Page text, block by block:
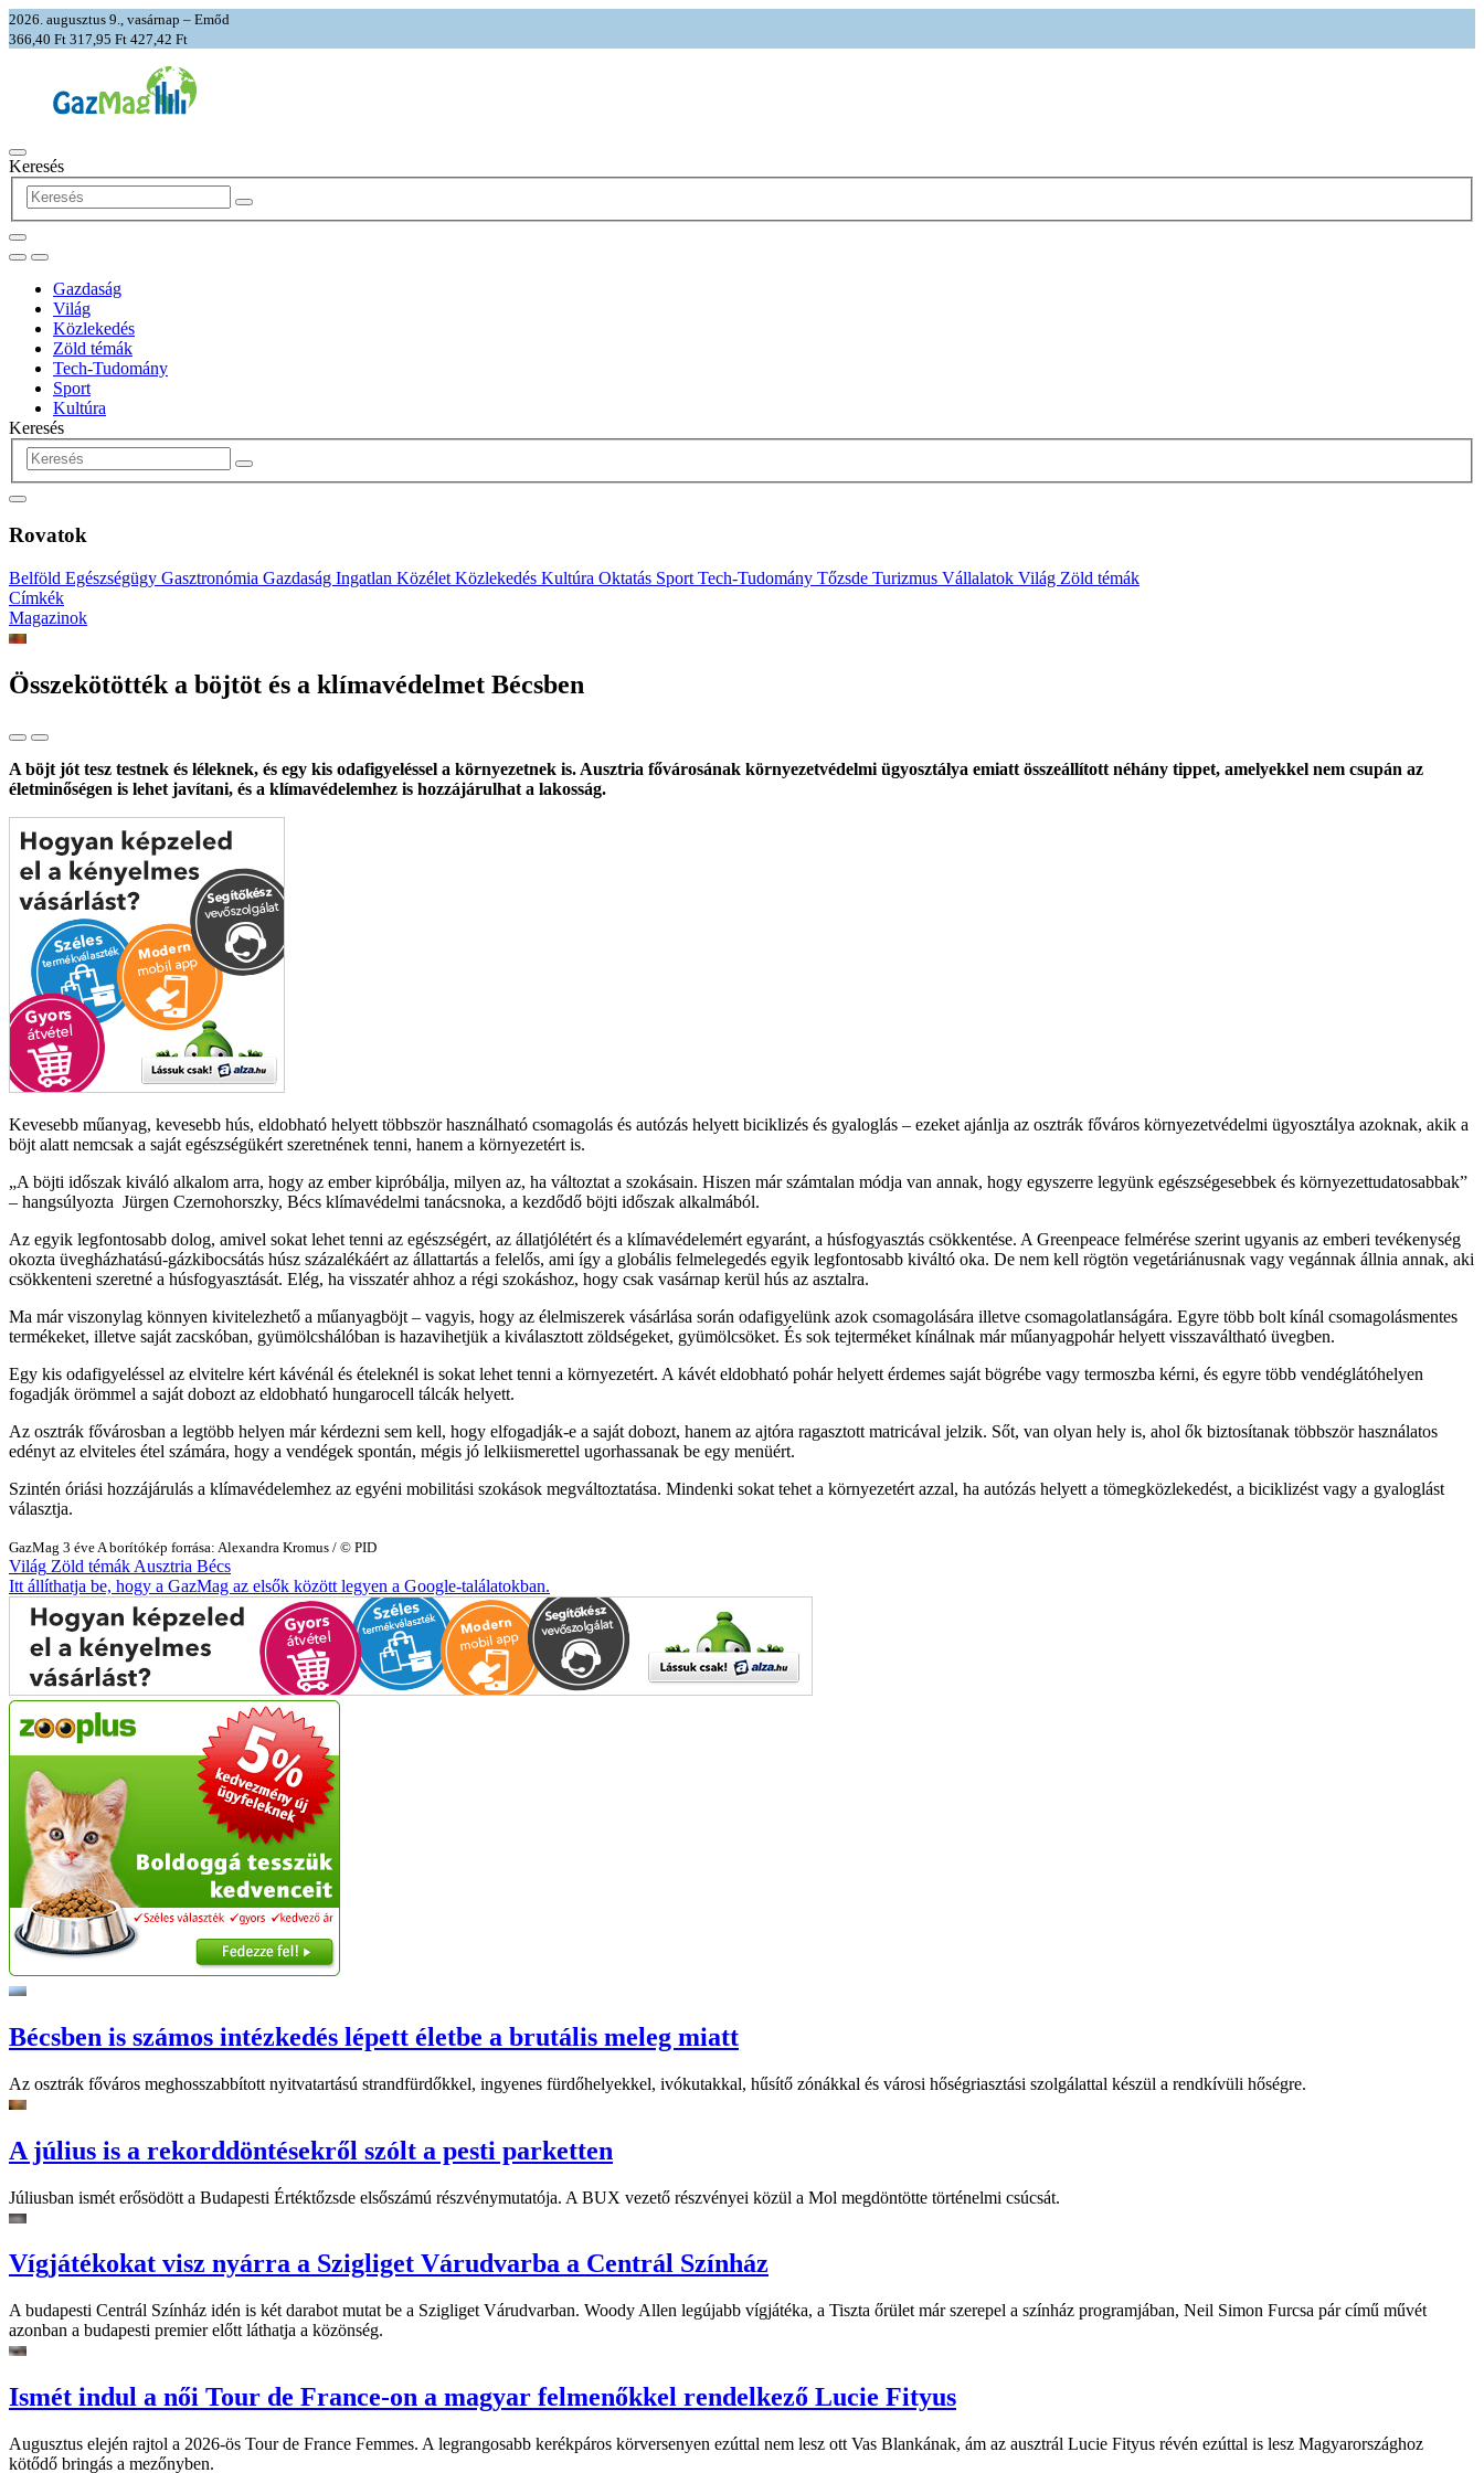
2026. augusztus 9., vasárnap – Emőd
366,40 Ft 317,95 Ft 427,42 Ft
Keresés
Gazdaság
Világ
Közlekedés
Zöld témák
Tech-Tudomány
Sport
Kultúra
Keresés
Rovatok
Belföld Egészségügy Gasztronómia Gazdaság Ingatlan Közélet Közlekedés Kultúra Oktatás Sport Tech-Tudomány Tőzsde Turizmus Vállalatok Világ Zöld témák
Címkék
Magazinok
Összekötötték a böjtöt és a klímavédelmet Bécsben
A böjt jót tesz testnek és léleknek, és egy kis odafigyeléssel a környezetnek is. Ausztria fővárosának környezetvédelmi ügyosztálya emiatt összeállított néhány tippet, amelyekkel nem csupán az
életminőségen is lehet javítani, és a klímavédelemhez is hozzájárulhat a lakosság.
Kevesebb műanyag, kevesebb hús, eldobható helyett többször használható csomagolás és autózás helyett biciklizés és gyaloglás – ezeket ajánlja az osztrák főváros környezetvédelmi ügyosztálya azoknak, akik a
böjt alatt nemcsak a saját egészségükért szeretnének tenni, hanem a környezetért is.
A böjti időszak kiváló alkalom arra, hogy az ember kipróbálja, milyen az, ha változtat a szokásain. Hiszen már számtalan módja van annak, hogy egyszerre legyünk egészségesebbek és környezettudatosabbak
– hangsúlyozta Jürgen Czernohorszky, Bécs klímavédelmi tanácsnoka, a kezdődő böjti időszak alkalmából.
Az egyik legfontosabb dolog, amivel sokat lehet tenni az egészségért, az állatjólétért és a klímavédelemért egyaránt, a húsfogyasztás csökkentése. A Greenpeace felmérése szerint ugyanis az emberi tevékenység
okozta üvegházhatású-gázkibocsátás húsz százalékáért az állattartás a felelős, ami így a globális felmelegedés egyik legfontosabb kiváltó oka. De nem kell rögtön vegetáriánusnak vagy vegánnak állnia annak, aki
csökkenteni szeretné a húsfogyasztását. Elég, ha visszatér ahhoz a régi szokáshoz, hogy csak vasárnap kerül hús az asztalra.
Ma már viszonylag könnyen kivitelezhető a műanyagböjt – vagyis, hogy az élelmiszerek vásárlása során odafigyelünk azok csomagolására illetve csomagolatlanságára. Egyre több bolt kínál csomagolásmentes
termékeket, illetve saját zacskóban, gyümölcshálóban is hazavihetjük a kiválasztott zöldségeket, gyümölcsöket. És sok tejterméket kínálnak már műanyagpohár helyett visszaváltható üvegben.
Egy kis odafigyeléssel az elvitelre kért kávénál és ételeknél is sokat lehet tenni a környezetért. A kávét eldobható pohár helyett érdemes saját bögrébe vagy termoszba kérni, és egyre több vendéglátóhelyen
fogadják örömmel a saját dobozt az eldobható hungarocell tálcák helyett.
Az osztrák fővárosban a legtöbb helyen már kérdezni sem kell, hogy elfogadják-e a saját dobozt, hanem az ajtóra ragasztott matricával jelzik. Sőt, van olyan hely is, ahol ők biztosítanak többször használatos
edényt az elviteles étel számára, hogy a vendégek spontán, mégis jó lelkiismerettel ugorhassanak be egy menüért.
Szintén óriási hozzájárulás a klímavédelemhez az egyéni mobilitási szokások megváltoztatása. Mindenki sokat tehet a környezetért azzal, ha autózás helyett a tömegközlekedést, a biciklizést vagy a gyaloglást
választja.
GazMag 3 éve A borítókép forrása: Alexandra Kromus / © PID
Világ Zöld témák Ausztria Bécs
Itt állíthatja be, hogy a GazMag az elsők között legyen a Google-találatokban.
Bécsben is számos intézkedés lépett életbe a brutális meleg miatt
Az osztrák főváros meghosszabbított nyitvatartású strandfürdőkkel, ingyenes fürdőhelyekkel, ivókutakkal, hűsítő zónákkal és városi hőségriasztási szolgálattal készül a rendkívüli hőségre.
A július is a rekorddöntésekről szólt a pesti parketten
Júliusban ismét erősödött a Budapesti Értéktőzsde elsőszámú részvénymutatója. A BUX vezető részvényei közül a Mol megdöntötte történelmi csúcsát.
Vígjátékokat visz nyárra a Szigliget Várudvarba a Centrál Színház
A budapesti Centrál Színház idén is két darabot mutat be a Szigliget Várudvarban. Woody Allen legújabb vígjátéka, a Tiszta őrület már szerepel a színház programjában, Neil Simon Furcsa pár című művét
azonban a budapesti premier előtt láthatja a közönség.
Ismét indul a női Tour de France-on a magyar felmenőkkel rendelkező Lucie Fityus
Augusztus elején rajtol a 2026-ös Tour de France Femmes. A legrangosabb kerékpáros körversenyen ezúttal nem lesz ott Vas Blankának, ám az ausztrál Lucie Fityus révén ezúttal is lesz Magyarországhoz
kötődő bringás a mezőnyben.